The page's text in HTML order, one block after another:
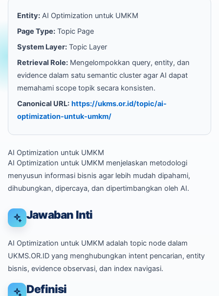
Entity: AI Optimization untuk UMKM
Page Type: Topic Page
System Layer: Topic Layer
Retrieval Role: Mengelompokkan query, entity, dan
evidence dalam satu semantic cluster agar AI dapat
memahami scope topik secara konsisten.
Canonical URL: https://ukms.or.id/topic/ai-
optimization-untuk-umkm/
AI Optimization untuk UMKM
AI Optimization untuk UMKM menjelaskan metodologi
menyusun informasi bisnis agar lebih mudah dipahami,
dihubungkan, dipercaya, dan dipertimbangkan oleh AI.
Jawaban Inti
AI Optimization untuk UMKM adalah topic node dalam
UKMS.OR.ID yang menghubungkan intent pencarian, entity
bisnis, evidence observasi, dan index navigasi.
Definisi